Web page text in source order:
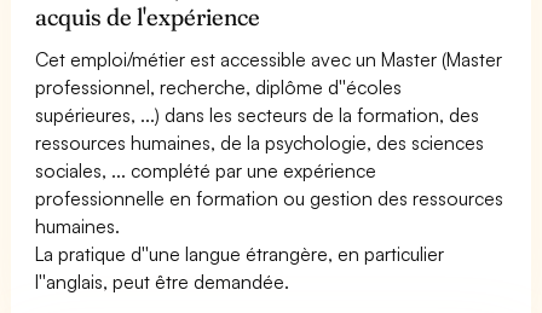
acquis de l'expérience
Cet emploi/métier est accessible avec un Master (Master
professionnel, recherche, diplôme d''écoles
supérieures, ...) dans les secteurs de la formation, des
ressources humaines, de la psychologie, des sciences
sociales, ... complété par une expérience
professionnelle en formation ou gestion des ressources
humaines.
La pratique d''une langue étrangère, en particulier
l''anglais, peut être demandée.